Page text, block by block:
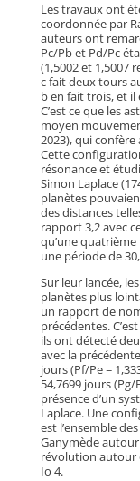
Les travaux ont
coordonnée par
auteurs ont
Pc/Pb et Pd/Pc
(1,5002 et 1,5007
c fait deux tours
b en fait trois, et il
C’est ce que les
moyen
2023), qui
Cette
résonance et
Simon Laplace
planètes
des distances
rapport 3,2 avec
qu’une quatrième
une période de
Sur leur lancée,
planètes plus
un rapport de
précédentes.
ils ont détecté
avec la
jours (Pf/Pe =
54,7699 jours
présence d’un
Laplace. Une
est l’ensemble
Ganymède
révolution autour
Io 4.